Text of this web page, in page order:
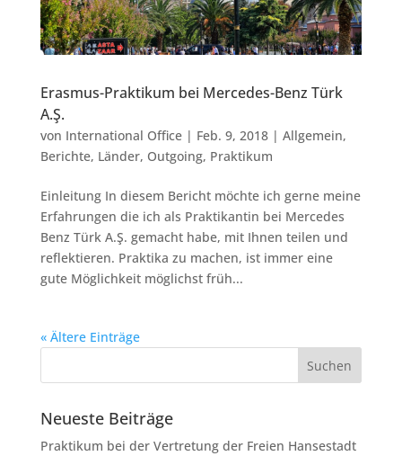
Erasmus-Praktikum bei Mercedes-Benz Türk
A.Ş.
von International Office| Feb. 9, 2018| Allgemein,
Berichte, Länder, Outgoing, Praktikum
Einleitung In diesem Bericht möchte ich gerne meine
Erfahrungen die ich als Praktikantin bei Mercedes
Benz Türk A.Ş. gemacht habe, mit Ihnen teilen und
reflektieren. Praktika zu machen, ist immer eine
gute Möglichkeit möglichst früh...
« Ältere Einträge
Neueste Beiträge
Praktikum bei der Vertretung der Freien Hansestadt